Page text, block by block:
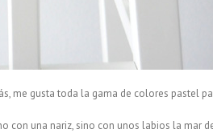
me gusta toda la gama de colores pastel
con una nariz, sino con unos labios la mar